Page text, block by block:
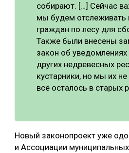
собирают. […] Сейчас
мы будем отслеживать
граждан по лесу для
Также были внесены
закон об
других недревесных
кустарники, но мы их
всё осталось в старых
Новый законопроект уже
и Ассоциации